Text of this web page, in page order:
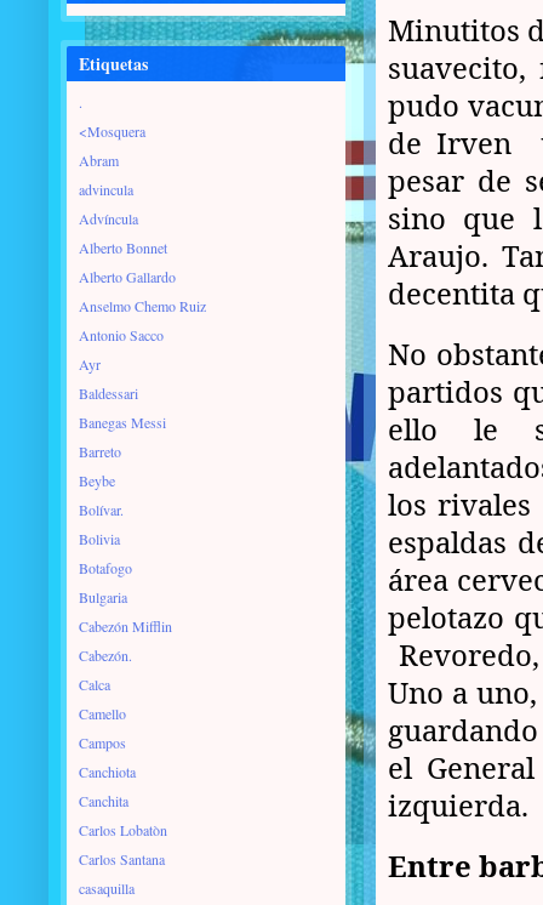
Minutitos
pudo
de Irven
pesar de
sino que
Araujo.
decentita
No
partidos
ello le
los rivales
espaldas
área
pelotazo
Uno a
el
izquierda.
Entre
Etiquetas
.
<Mosquera
Abram
advincula
Advíncula
Alberto Bonnet
Alberto Gallardo
Anselmo Chemo Ruiz
Antonio Sacco
Ayr
Baldessari
Banegas Messi
Barreto
Beybe
Bolívar.
Bolivia
Botafogo
Bulgaria
Cabezón Mifflin
Cabezón.
Calca
Camello
Campos
Canchiota
Canchita
Carlos Lobatòn
Carlos Santana
casaquilla